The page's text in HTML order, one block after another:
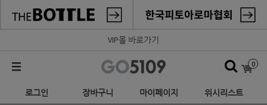
VIP몰 바로가기
0
로그인 장바구니 마이페이지 위시리스트